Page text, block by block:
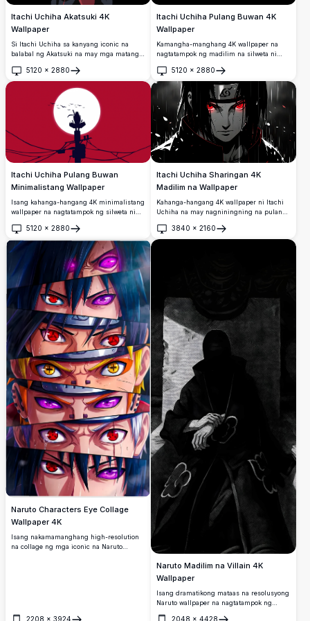
Itachi Uchiha Akatsuki 4K
Wallpaper
Si Itachi Uchiha sa kanyang iconic na
balabal ng Akatsuki na may mga matang
kilos ng daliri laban sa madilim na
background. Mataas na resolusyong 4K
anime wallpaper na perpekto para sa
desktop at mobile na screen.
5120 × 2880
Buksan
Itachi Uchiha Pulang Buwan 4K
Wallpaper
Kamangha-manghang 4K wallpaper na
nagtatampok ng madilim na silweta ni
na pulang buwan, napapalibutan ng mga
uwak sa isang dramatiko at minimalistang
istilo ng sining. Perpekto para sa mga
tagahanga ng anime na naghahanap ng
mataas na resolusyong desktop
background.
5120 × 2880
Buksan
Itachi Uchiha Pulang Buwan
Minimalistang Wallpaper
Isang kahanga-hangang 4K minimalistang
wallpaper na nagtatampok ng silweta ni
isang poste ng kuryente laban sa isang
maliwanag na puting buwan at mapulang
langit, na may mga ibong lumilipad sa
likod. Perpekto para sa mga tagahanga ng
Naruto.
5120 × 2880
Buksan
Itachi Uchiha Sharingan 4K
Madilim na Wallpaper
Kahanga-hangang 4K wallpaper ni Itachi
Uchiha na may nagniningning na pulang
headband at Akatsuki cloak, na nakalagay
sa isang dramatikong madilim na
3840 × 2160
Buksan
Naruto Characters Eye Collage
Wallpaper 4K
Isang nakamamanghang high-resolution
na collage ng mga iconic na Naruto
2208 × 3924
Naruto Madilim na Villain 4K
Wallpaper
Isang dramatikong mataas na resolusyong
Naruto wallpaper na nagtatampok ng
2048 × 4428